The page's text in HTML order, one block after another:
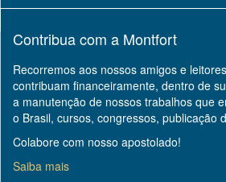
Contribua com a Montfort
Recorremos aos nossos amigos e
contribuam financeiramente, dentro de
a manutenção de nossos trabalhos que
o Brasil, cursos, congressos, publicação
Colabore com nosso apostolado!
Saiba mais